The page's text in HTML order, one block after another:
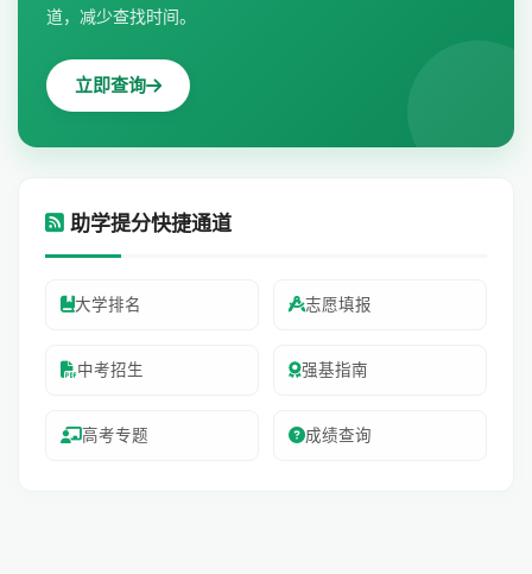
道，减少查找时间。
立即查询
助学提分快捷通道
大学排名 志愿填报
中考招生 强基指南
高考专题 成绩查询